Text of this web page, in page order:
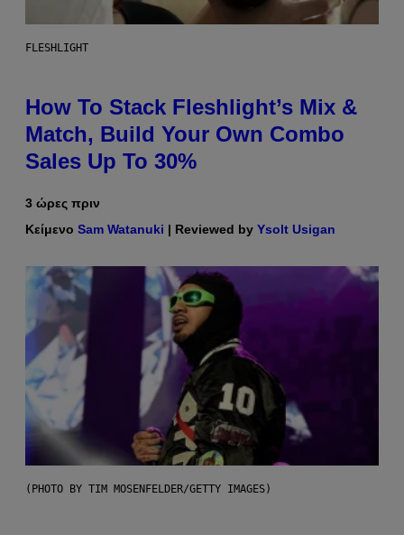
FLESHLIGHT
How To Stack Fleshlight’s Mix &
Match, Build Your Own Combo
Sales Up To 30%
3 ώρες πριν
Κείμενο Sam Watanuki | Reviewed by Ysolt Usigan
(PHOTO BY TIM MOSENFELDER/GETTY IMAGES)